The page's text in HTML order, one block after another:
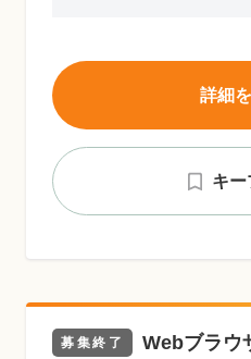
キー
詳細
募集終了
Webブラウ